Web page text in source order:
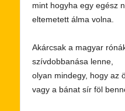
mint hogyha egy egész
eltemetett álma volna.
Akárcsak a magyar
szívdobbanása lenne,
olyan mindegy, hogy az
vagy a bánat sír föl